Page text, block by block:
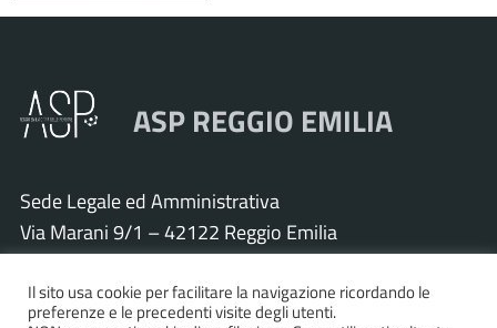
ASP REGGIO EMILIA
Sede Legale ed Amministrativa
Via Marani 9/1 – 42122 Reggio Emilia
Tel. 0522 571011 – Fax 0522 571030
Cod. Fisc. e P.IVA 01925120352
Il sito usa cookie per facilitare la navigazione ricordando le
preferenze e le precedenti visite degli utenti.